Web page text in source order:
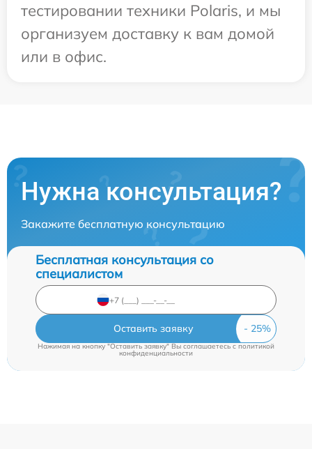
тестировании техники Polaris, и мы
организуем доставку к вам домой
или в офис.
Нужна консультация?
Закажите бесплатную консультацию
Бесплатная консультация со
специалистом
Оставить заявку
Нажимая на кнопку "Оставить заявку" Вы соглашаетесь cполитикой
конфиденциальности